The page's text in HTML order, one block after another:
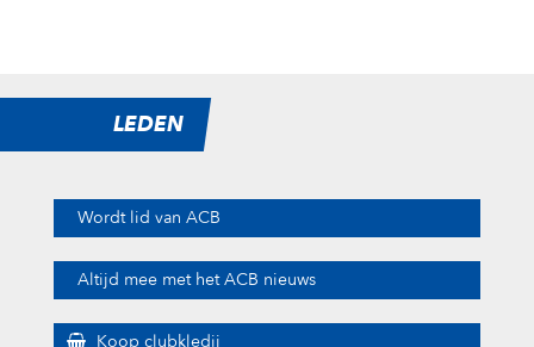
LEDEN
Wordt lid van ACB
Altijd mee met het ACB nieuws
Koop clubkledij